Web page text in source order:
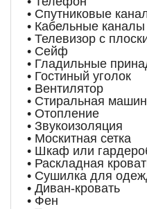
• Спутниковые
• Кабельные каналы
• Телевизор с
• Сейф
• Гладильные
• Гостиный уголок
• Вентилятор
• Стиральная
• Отопление
• Звукоизоляция
• Москитная сетка
• Шкаф или
• Раскладная
• Сушилка для
• Диван-кровать
• Фен